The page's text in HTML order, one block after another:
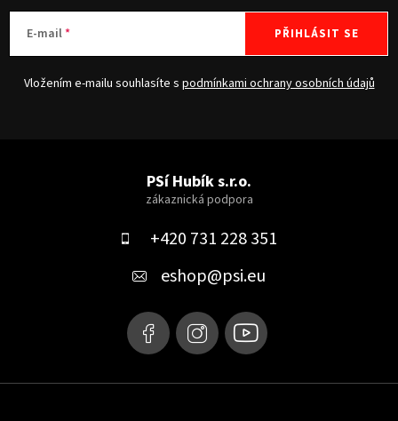
E-mail
Vložením e-mailu souhlasíte s podmínkami ochrany osobních údajů
PŘIHLÁSIT SE
PSí Hubík s.r.o.
+420 731 228 351
eshop@psi.eu